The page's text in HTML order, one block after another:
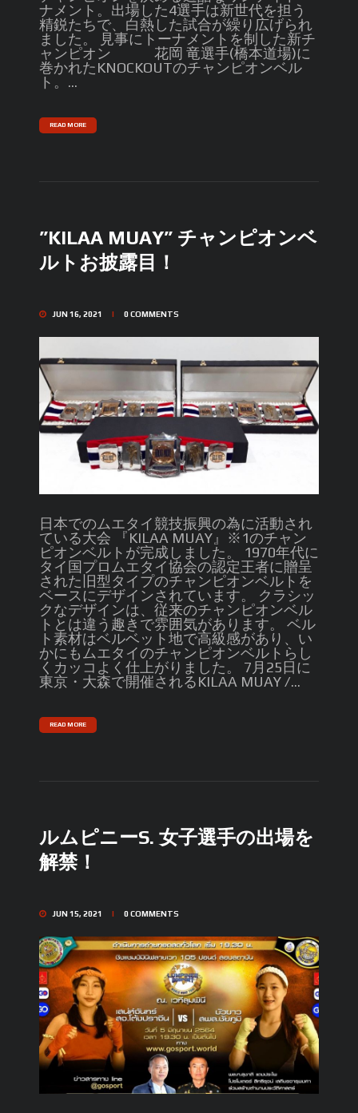
ナメント。出場した4選手は新世代を担う
精鋭たちで、白熱した試合が繰り広げられ
ました。 見事にトーナメントを制した新チ
ャンピオン 花岡 竜選手(橋本道場)に
巻かれたKNOCKOUTのチャンピオンベル
ト。...
READ MORE
”KILAA MUAY” チャンピオンベ
ルトお披露目！
JUN 16, 2021 0COMMENTS
日本でのムエタイ競技振興の為に活動され
ている大会 『KILAA MUAY』※1のチャン
ピオンベルトが完成しました。 1970年代に
タイ国プロムエタイ協会の認定王者に贈呈
された旧型タイプのチャンピオンベルトを
ベースにデザインされています。 クラシッ
クなデザインは、従来のチャンピオンベル
トとは違う趣きで雰囲気があります。 ベル
ト素材はベルベット地で高級感があり、い
かにもムエタイのチャンピオンベルトらし
くカッコよく仕上がりました。 7月25日に
東京・大森で開催されるKILAA MUAY /...
READ MORE
ルムピニーS. 女子選手の出場を
解禁！
JUN 15, 2021 0COMMENTS